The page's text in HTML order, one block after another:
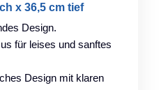
x 36,5 cm tief
Design.
für leises und sanftes
Design mit klaren